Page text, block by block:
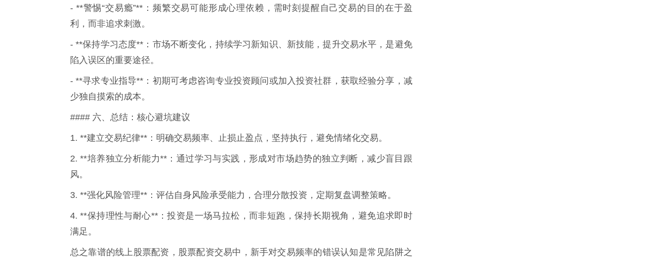
- **警惕“交易瘾”**：频繁交易可能形成心理依赖，需时刻提醒自己交易的目的在于盈
利，而非追求刺激。
- **保持学习态度**：市场不断变化，持续学习新知识、新技能，提升交易水平，是避免
陷入误区的重要途径。
- **寻求专业指导**：初期可考虑咨询专业投资顾问或加入投资社群，获取经验分享，减
少独自摸索的成本。
#### 六、总结：核心避坑建议
1. **建立交易纪律**：明确交易频率、止损止盈点，坚持执行，避免情绪化交易。
2. **培养独立分析能力**：通过学习与实践，形成对市场趋势的独立判断，减少盲目跟
风。
3. **强化风险管理**：评估自身风险承受能力，合理分散投资，定期复盘调整策略。
4. **保持理性与耐心**：投资是一场马拉松，而非短跑，保持长期视角，避免追求即时
满足。
总之靠谱的线上股票配资，股票配资交易中，新手对交易频率的错误认知是常见陷阱之